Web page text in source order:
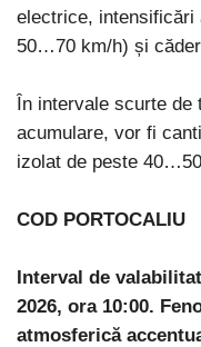
electrice,
50…70 km/h) și
În intervale scurte
acumulare, vor fi
izolat de peste
COD PORTOCALIU
Interval de
2026, ora 10:00.
atmosferică